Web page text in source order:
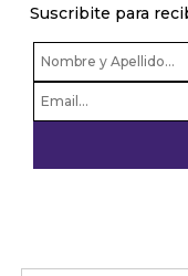
Suscribite para